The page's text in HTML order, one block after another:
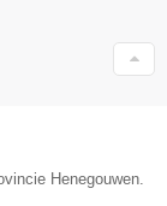
Henegouwen.